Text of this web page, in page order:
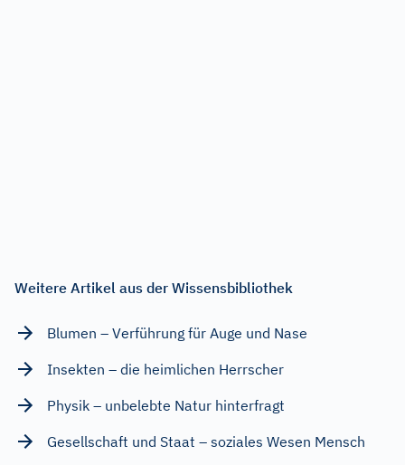
Weitere Artikel aus der Wissensbibliothek
Blumen – Verführung für Auge und Nase
Insekten – die heimlichen Herrscher
Physik – unbelebte Natur hinterfragt
Gesellschaft und Staat – soziales Wesen Mensch